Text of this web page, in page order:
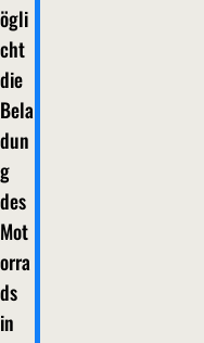
ögli
cht
die
Bela
dun
g
des
Mot
orra
ds
in